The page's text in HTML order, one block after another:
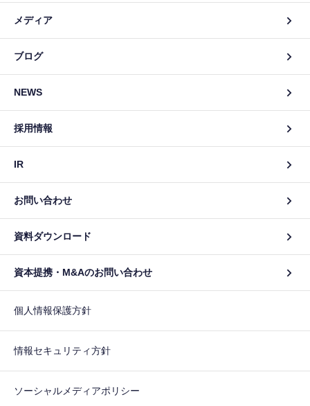
メディア
ブログ
NEWS
採用情報
IR
お問い合わせ
資料ダウンロード
資本提携・M&Aのお問い合わせ
個人情報保護方針
情報セキュリティ方針
ソーシャルメディアポリシー